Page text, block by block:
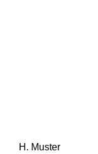
H. Muster